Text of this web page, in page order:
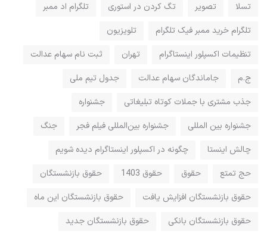
تسلا
تصویر تگ کردن در استوری
تلگرام اد ممبر
تلگرام خرید ممبر فیک تلگرام
تلویزیون
تنظیمات اکسپلور اینستاگرام
تهران
ثبت نام سهام عدالت
ج.م
جاماندگان سهام عدالت
جدول تیم ملی
جذب مشتری با جملات کوتاه تبلیغاتی
جشنواره
جشنواره بین المللی
جشنواره بین‌المللی فیلم فجر
جنگ
چالش اینستا
چگونه در اکسپلور اینستاگرام دیده شویم
حج تمتع
حقوق حقوق 1403
حقوق بازنشستگان
حقوق بازنشستگان افزایش یافت
حقوق بازنشستگان این ماه
حقوق بازنشستگان بانکی
حقوق بازنشستگان جدید